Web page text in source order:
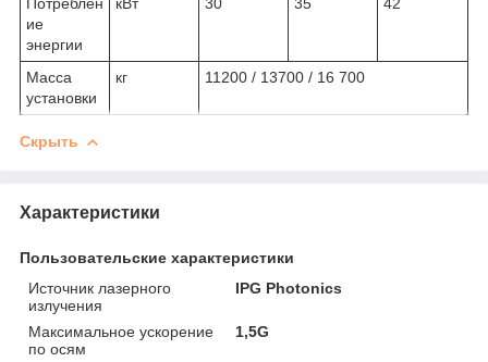
ие
энергии
Масса
установки
кг 11200 / 13700 / 16 700
Скрыть
Характеристики
Пользовательские характеристики
Источник лазерного
излучения
IPG Photonics
Максимальное ускорение
по осям
1,5G